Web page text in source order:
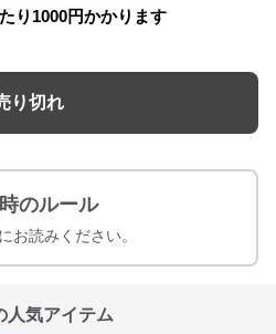
り 1000円かかります
り切れ
のルール
お読みください。
人気アイテム